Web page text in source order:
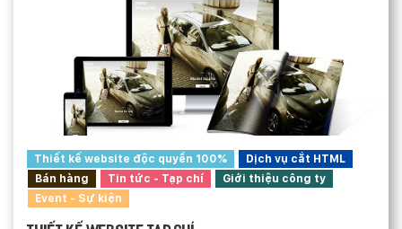
Thiết kế website độc quyền 100%
Dịch vụ cắt HTML
Bán hàng
Tin tức - Tạp chí
Giới thiệu công ty
Event - Sự kiện